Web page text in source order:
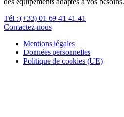
Tél : (+33) 01 69 41 41 41
Contactez-nous
Mentions légales
Données personnelles
Politique de cookies (UE)